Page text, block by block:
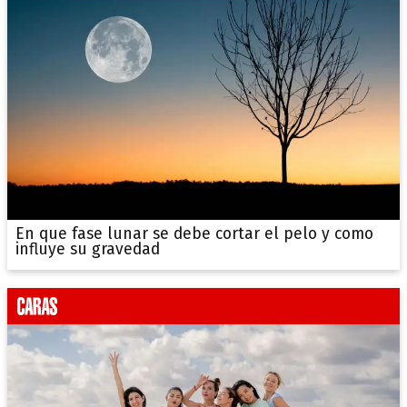
En que fase lunar se debe cortar el pelo y como
influye su gravedad